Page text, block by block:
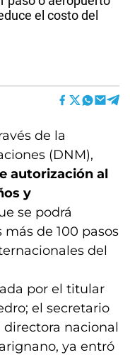
el costo del
de la
(DNM),
autorización al
y
se podrá
de 100 pasos
del
por el titular
el secretario
directora nacional
ya entró